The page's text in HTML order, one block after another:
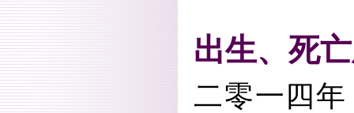
出生、死
二零一四